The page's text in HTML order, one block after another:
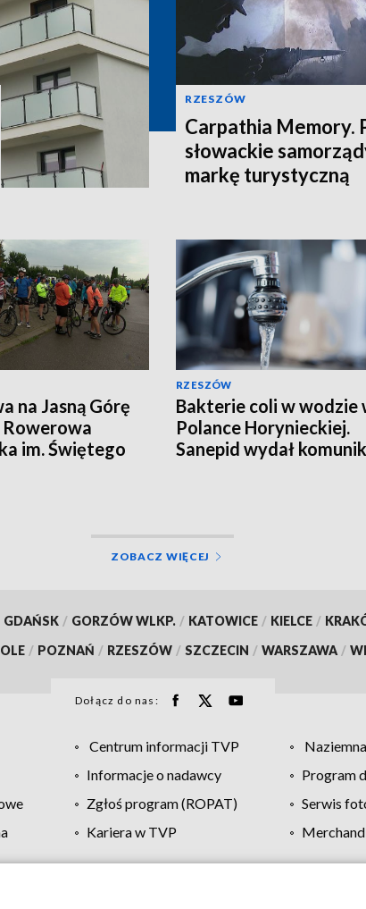
RZESZÓW
Carpathia Memory.
słowackie
markę turystyczną
na Jasną Górę
Rowerowa
im. Świętego
RZESZÓW
Bakterie coli w wodzie
Polance Horynieckiej.
Sanepid wydał
ZOBACZ WIĘCEJ
GDAŃSK / GORZÓW WLKP. / KATOWICE / KIELCE /
/ POZNAŃ / RZESZÓW / SZCZECIN / WARSZAWA /
Dołącz do nas:
Centrum informacji TVP
Informacje o nadawcy
Program
Zgłoś program (ROPAT)
Serwis
Kariera w TVP